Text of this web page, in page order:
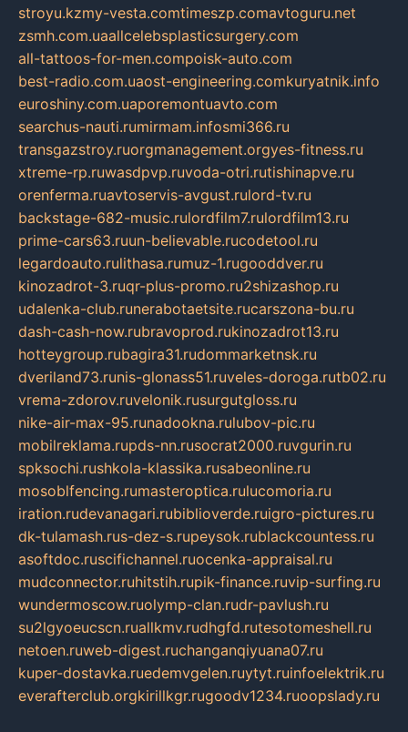
stroyu.kzmy-vesta.comtimeszp.comavtoguru.net
zsmh.com.uaallcelebsplasticsurgery.com
all-tattoos-for-men.compoisk-auto.com
best-radio.com.uaost-engineering.comkuryatnik.info
euroshiny.com.uaporemontuavto.com
searchus-nauti.rumirmam.infosmi366.ru
transgazstroy.ruorgmanagement.orgyes-fitness.ru
xtreme-rp.ruwasdpvp.ruvoda-otri.rutishinapve.ru
orenferma.ruavtoservis-avgust.rulord-tv.ru
backstage-682-music.rulordfilm7.rulordfilm13.ru
prime-cars63.ruun-believable.rucodetool.ru
legardoauto.rulithasa.rumuz-1.rugooddver.ru
kinozadrot-3.ruqr-plus-promo.ru2shizashop.ru
udalenka-club.runerabotaetsite.rucarszona-bu.ru
dash-cash-now.rubravoprod.rukinozadrot13.ru
hotteygroup.rubagira31.rudommarketnsk.ru
dveriland73.runis-glonass51.ruveles-doroga.rutb02.ru
vrema-zdorov.ruvelonik.rusurgutgloss.ru
nike-air-max-95.runadookna.rulubov-pic.ru
mobilreklama.rupds-nn.rusocrat2000.ruvgurin.ru
spksochi.rushkola-klassika.rusabeonline.ru
mosoblfencing.rumasteroptica.rulucomoria.ru
iration.rudevanagari.rubiblioverde.ruigro-pictures.ru
dk-tulamash.rus-dez-s.rupeysok.rublackcountess.ru
asoftdoc.ruscifichannel.ruocenka-appraisal.ru
mudconnector.ruhitstih.rupik-finance.ruvip-surfing.ru
wundermoscow.ruolymp-clan.rudr-pavlush.ru
su2lgyoeucscn.ruallkmv.rudhgfd.rutesotomeshell.ru
netoen.ruweb-digest.ruchanganqiyuana07.ru
kuper-dostavka.ruedemvgelen.ruytyt.ruinfoelektrik.ru
everafterclub.orgkirillkgr.rugoodv1234.ruoopslady.ru